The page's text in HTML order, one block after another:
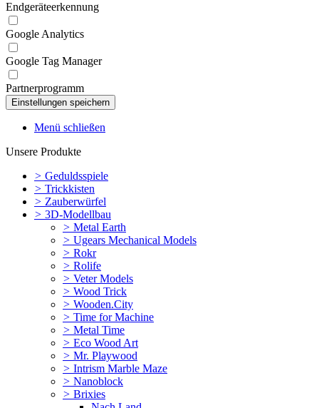
Endgeräteerkennung
Google Analytics
Google Tag Manager
Partnerprogramm
Menü schließen
Unsere Produkte
> Geduldsspiele
> Trickkisten
> Zauberwürfel
> 3D-Modellbau
> Metal Earth
> Ugears Mechanical Models
> Rokr
> Rolife
> Veter Models
> Wood Trick
> Wooden.City
> Time for Machine
> Metal Time
> Eco Wood Art
> Mr. Playwood
> Intrism Marble Maze
> Nanoblock
> Brixies